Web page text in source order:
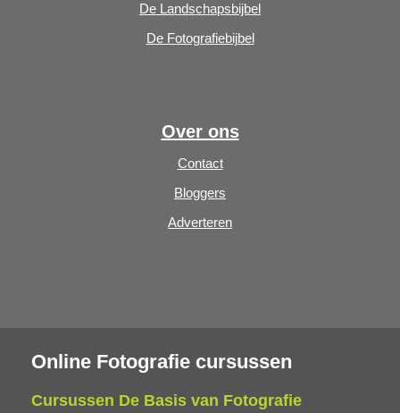
De Landschapsbijbel
De Fotografiebijbel
Over ons
Contact
Bloggers
Adverteren
Online Fotografie cursussen
Cursussen De Basis van Fotografie